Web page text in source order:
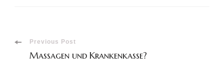
Post
Previous Post
Massagen und Krankenkasse?